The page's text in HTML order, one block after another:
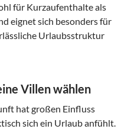
für Kurzaufenthalte als
eignet sich besonders für
Urlaubsstruktur
Villen wählen
hat großen Einfluss
sich ein Urlaub anfühlt.